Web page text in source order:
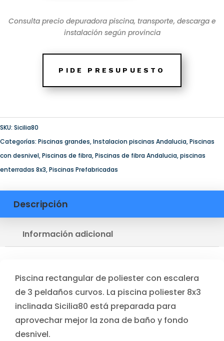
INCLINADA
M.)
CANTIDAD
Consulta precio depuradora piscina, transporte, descarga e
instalación según provincia
PIDE PRESUPUESTO
SKU: Sicilia80
Categorías: Piscinas grandes,Instalacion piscinas Andalucia,Piscinas
con desnivel,Piscinas de fibra,Piscinas de fibra Andalucia,piscinas
enterradas 8x3,Piscinas Prefabricadas
Descripción
Información adicional
Piscina rectangular de poliester con escalera
de 3 peldaños curvos. La piscina poliester 8x3
inclinada Sicilia80 está preparada para
aprovechar mejor la zona de baño y fondo
desnivel.